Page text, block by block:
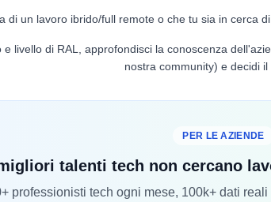
di un lavoro ibrido/full remote o che tu sia in cerca
livello di RAL, approfondisci la conoscenza
nostra community) e decidi il
PER LE AZIENDE
talenti tech non cercano
professionisti tech ogni mese, 100k+ dati